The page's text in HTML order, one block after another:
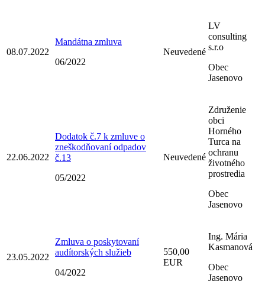
08.07.2022
Mandátna zmluva
06/2022
Neuvedené
LV
consulting
s.r.o
Obec
Jasenovo
22.06.2022
Dodatok č.7 k zmluve o
zneškodňovaní odpadov
č.13
05/2022
Neuvedené
Združenie
obci
Horného
Turca na
ochranu
životného
prostredia
Obec
Jasenovo
23.05.2022
Zmluva o poskytovaní
audítorských služieb
04/2022
550,00
EUR
Ing. Mária
Kasmanová
Obec
Jasenovo